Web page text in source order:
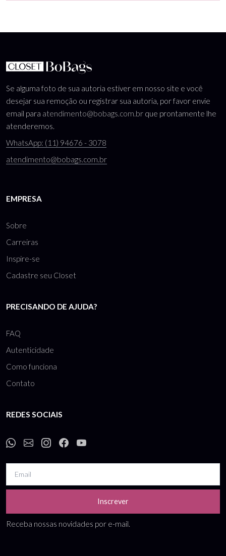
Se alguma foto de sua autoria estiver em nosso site e você
desejar sua remoção ou registrar sua autoria, por favor envie
email para atendimento@bobags.com.br que prontamente lhe
atenderemos.
WhatsApp: (11) 94676 - 3078
atendimento@bobags.com.br
EMPRESA
Sobre
Carreiras
Inspire-se
Cadastre seu Closet
PRECISANDO DE AJUDA?
FAQ
Autenticidade
Como funciona
Contato
REDES SOCIAIS
Inscrever
Receba nossas novidades por e-mail.